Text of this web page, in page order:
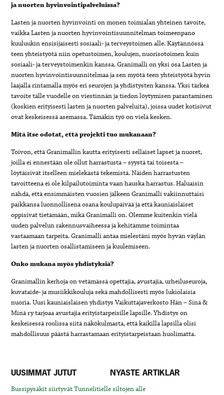
ja nuorten hyvinvointipalveluissa?
Lasten ja nuorten hyvinvointi on monen toimialan yhteinen tavoite,
vaikka Lasten ja nuorten hyvinvointisuunnitelman toimeenpano
kuuluukin ensisijaisesti sosiaali- ja terveystoimen alle. Käytännössä
teen yhteistyötä niin opetustoimen, koulujen, nuorisotoimen kuin
sosiaali- ja terveystoimenkin kanssa. Granimalli on yksi osa Lasten ja
nuorten hyvinvointisuunnitelmaa ja sen myötä teen yhteistyötä hyvin
laajalla rintamalla myös eri seurojen ja yhdistysten kanssa. Yksi tärkeä
tavoite tälle vuodelle on viestinnän ja tiedon löytymisen parantaminen
(koskien erityisesti lasten ja nuorten palveluita), joissa uudet kotisivut
ovat keskeisessä asemassa. Tämäkin työ on vielä kesken.
Mitä itse odotat, että projekti tuo mukanaan?
Toivon, että Granimallin kautta erityisesti sellaiset lapset ja nuoret,
joilla ei ennestään ole ollut harrastusta – syystä tai toisesta –
löytäisivät itselleen mielekästä tekemistä. Näiden harrastusten
tavoitteena ei ole kilpailutoiminta vaan hauska harrastus. Haluaisin
nähdä, että ensimmäisten vuosien jälkeen Granimalli vakiinnuttaisi
paikkansa luonnollisena osana koulupäivää ja että kauniaislaiset
oppisivat tietämään, mikä Granimalli on. Olemme kuitenkin vielä
uuden palvelun rakennusvaiheessa ja kehitämme toimintaa
vastaamaan tarpeita. Granimalli antaa mielestäni myös hyvän väylän
lasten ja nuorten osallistamiseen ja kuulemiseen.
Onko mukana myös yhdistyksiä?
Granimallin kerhoja on vetämässä opettajia, avustajia, urheiluseuroja,
kuvataide- ja musiikkikouluja sekä mahdollisesti myös lukiolaisia
nuoria. Uusi kauniaislaisen yhdistysVaikuttajaverkosto Hän – Sinä &
Minä ry tarjoaa avustajia erityistarpeisille lapsille. Yhdistys on
keskeisessä roolissa siitä näkökulmasta, että kaikilla lapsilla olisi
mahdollisuus päästä harrastamaan erityistarpeistaan huolimatta.
UUSIMMAT JUTUT NYASTE ARTIKLAR
Bussipysäkit siirtyvät Tunnelitielle siltojen alle